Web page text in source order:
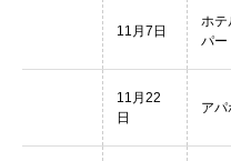
11月7日
ホテ
パー
11月22
日
アパ